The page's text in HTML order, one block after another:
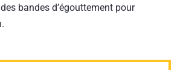
bandes d’égouttement pour